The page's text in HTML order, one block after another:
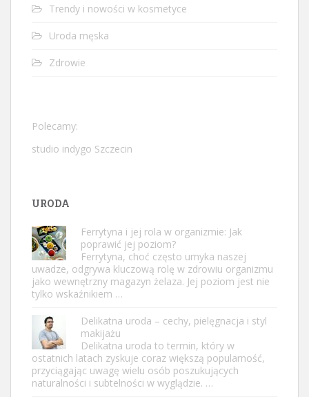
Trendy i nowości w kosmetyce
Uroda męska
Zdrowie
Polecamy:
studio indygo Szczecin
URODA
Ferrytyna i jej rola w organizmie: Jak
poprawić jej poziom?
Ferrytyna, choć często umyka naszej
uwadze, odgrywa kluczową rolę w zdrowiu organizmu
jako wewnętrzny magazyn żelaza. Jej poziom jest nie
tylko wskaźnikiem …
Delikatna uroda – cechy, pielęgnacja i styl
makijażu
Delikatna uroda to termin, który w
ostatnich latach zyskuje coraz większą popularność,
przyciągając uwagę wielu osób poszukujących
naturalności i subtelności w wyglądzie. …